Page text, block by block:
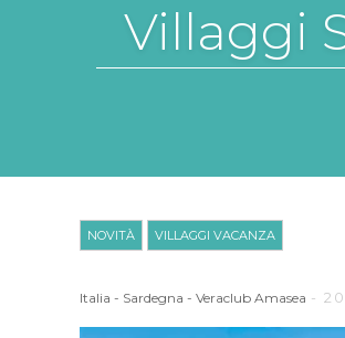
Villaggi
NOVITÀ VILLAGGI VACANZA
Italia - Sardegna - Veraclub Amasea -